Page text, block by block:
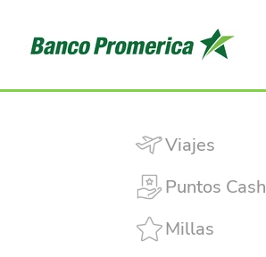
Viajes
Puntos Cash
Millas